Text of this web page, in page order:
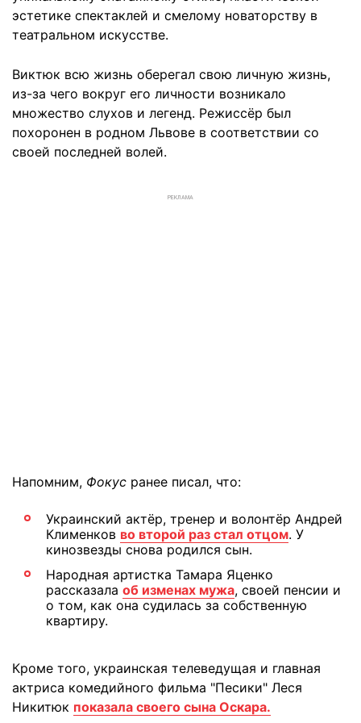
эстетике спектаклей и смелому новаторству в
театральном искусстве.
Виктюк всю жизнь оберегал свою личную жизнь,
из-за чего вокруг его личности возникало
множество слухов и легенд. Режиссёр был
похоронен в родном Львове в соответствии со
своей последней волей.
РЕКЛАМА
Напомним, Фокус ранее писал, что:
Украинский актёр, тренер и волонтёр Андрей
Клименков во второй раз стал отцом. У
кинозвезды снова родился сын.
Народная артистка Тамара Яценко
рассказала об изменах мужа, своей пенсии и
о том, как она судилась за собственную
квартиру.
Кроме того, украинская телеведущая и главная
актриса комедийного фильма "Песики" Леся
Никитюк показала своего сына Оскара.